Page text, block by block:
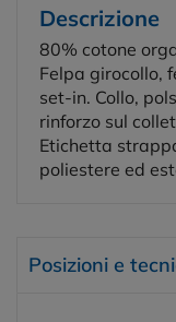
Descrizione
80% cotone
Felpa girocollo,
set-in. Collo,
rinforzo sul
Etichetta
poliestere ed
Posizioni e